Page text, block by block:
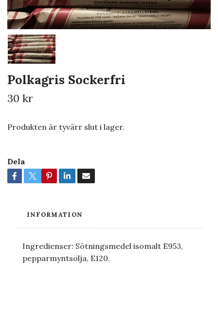
Polkagris Sockerfri
30 kr
Produkten är tyvärr slut i lager.
Dela
INFORMATION
Ingredienser: Sötningsmedel isomalt E953,
pepparmyntsolja, E120.